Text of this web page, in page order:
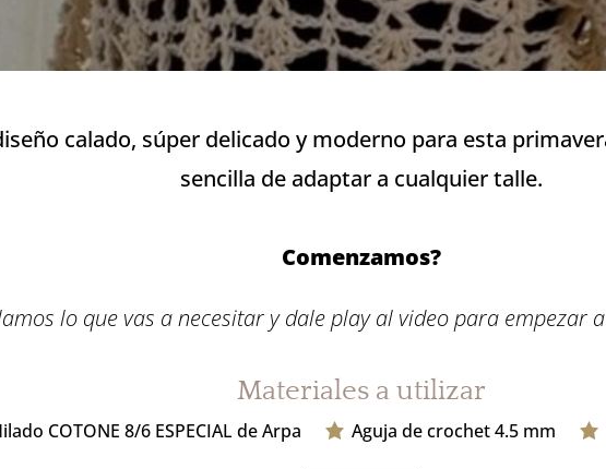
calado, súper delicado y moderno para esta
sencilla de adaptar a cualquier talle.
Comenzamos?
lo que vas a necesitar y dale play al video para empezar
Materiales a utilizar
COTONE 8/6 ESPECIAL de Arpa Aguja de crochet 4.5 mm